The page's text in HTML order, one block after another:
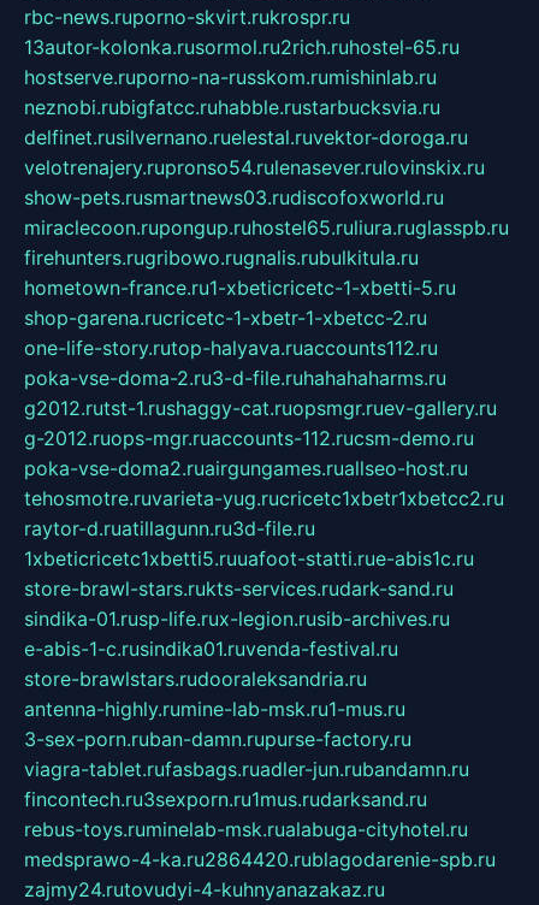
rbc-news.ruporno-skvirt.rukrospr.ru
13autor-kolonka.rusormol.ru2rich.ruhostel-65.ru
hostserve.ruporno-na-russkom.rumishinlab.ru
neznobi.rubigfatcc.ruhabble.rustarbucksvia.ru
delfinet.rusilvernano.ruelestal.ruvektor-doroga.ru
velotrenajery.rupronso54.rulenasever.rulovinskix.ru
show-pets.rusmartnews03.rudiscofoxworld.ru
miraclecoon.rupongup.ruhostel65.ruliura.ruglasspb.ru
firehunters.rugribowo.rugnalis.rubulkitula.ru
hometown-france.ru1-xbeticricetc-1-xbetti-5.ru
shop-garena.rucricetc-1-xbetr-1-xbetcc-2.ru
one-life-story.rutop-halyava.ruaccounts112.ru
poka-vse-doma-2.ru3-d-file.ruhahahaharms.ru
g2012.rutst-1.rushaggy-cat.ruopsmgr.ruev-gallery.ru
g-2012.ruops-mgr.ruaccounts-112.rucsm-demo.ru
poka-vse-doma2.ruairgungames.ruallseo-host.ru
tehosmotre.ruvarieta-yug.rucricetc1xbetr1xbetcc2.ru
raytor-d.ruatillagunn.ru3d-file.ru
1xbeticricetc1xbetti5.ruuafoot-statti.rue-abis1c.ru
store-brawl-stars.rukts-services.rudark-sand.ru
sindika-01.rusp-life.rux-legion.rusib-archives.ru
e-abis-1-c.rusindika01.ruvenda-festival.ru
store-brawlstars.rudooraleksandria.ru
antenna-highly.rumine-lab-msk.ru1-mus.ru
3-sex-porn.ruban-damn.rupurse-factory.ru
viagra-tablet.rufasbags.ruadler-jun.rubandamn.ru
fincontech.ru3sexporn.ru1mus.rudarksand.ru
rebus-toys.ruminelab-msk.rualabuga-cityhotel.ru
medsprawo-4-ka.ru2864420.rublagodarenie-spb.ru
zajmy24.rutovudyi-4-kuhnyanazakaz.ru